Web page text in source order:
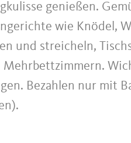
genießen.
wie Knödel,
und streicheln,
Bezahlen nur mit